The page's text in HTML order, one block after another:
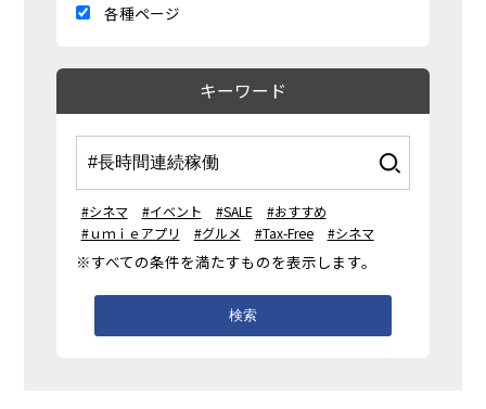
各種ページ
キーワード
#シネマ #イベント #SALE
#おすすめ
#ｕｍｉｅアプリ
#グルメ #Tax-Free #シネマ
※すべての条件を満たすものを表示します。
検索